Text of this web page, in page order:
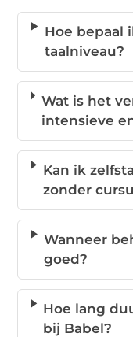
Hoe bepaal
taalniveau?
Wat is het
intensieve
Kan ik
zonder
Wanneer
goed?
Hoe lang
bij Babel?